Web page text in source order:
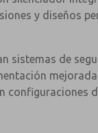
y diseños
de
configuraciones